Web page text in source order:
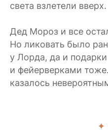
света взлетели вверх.
Дед Мороз и все
Но ликовать было
у Лорда, да и
и фейерверками
казалось